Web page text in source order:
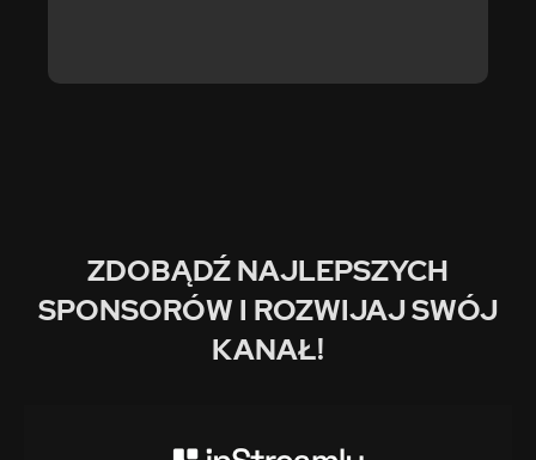
ZDOBĄDŹ NAJLEPSZYCH
SPONSORÓW I ROZWIJAJ SWÓJ
KANAŁ!